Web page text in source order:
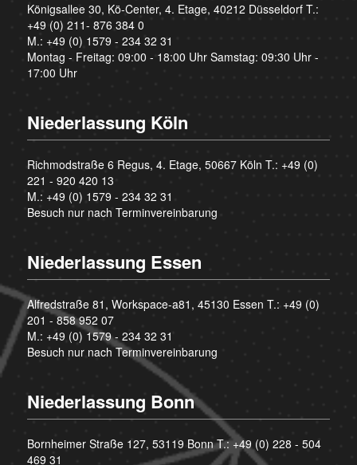
Königsallee 30, Kö-Center, 4. Etage, 40212 Düsseldorf T.:
+49 (0) 211- 876 384 0
M.: +49 (0) 1579 - 234 32 31
Montag - Freitag: 09:00 - 18:00 Uhr Samstag: 09:30 Uhr -
17:00 Uhr
Niederlassung Köln
Richmodstraße 6 Regus, 4. Etage, 50667 Köln T.: +49 (0)
221 - 920 420 13
M.: +49 (0) 1579 - 234 32 31
Besuch nur nach Terminvereinbarung
Niederlassung Essen
Alfredstraße 81, Workspace-a81, 45130 Essen T.: +49 (0)
201 - 858 952 07
M.: +49 (0) 1579 - 234 32 31
Besuch nur nach Terminvereinbarung
Niederlassung Bonn
Bornheimer Straße 127, 53119 Bonn T.:+49 (0) 228 - 504
469 31